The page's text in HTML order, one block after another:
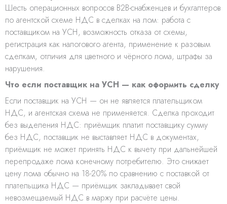
Шесть операционных вопросов B2B-снабженцев и бухгалтеров
по агентской схеме НДС в сделках на лом: работа с
поставщиком на УСН, возможность отказа от схемы,
регистрация как налогового агента, применение к разовым
сделкам, отличия для цветного и чёрного лома, штрафы за
нарушения.
Что если поставщик на УСН — как оформить сделку
Если поставщик на УСН — он не является плательщиком
НДС, и агентская схема не применяется. Сделка проходит
без выделения НДС: приёмщик платит поставщику сумму
без НДС, поставщик не выставляет НДС в документах,
приёмщик не может принять НДС к вычету при дальнейшей
перепродаже лома конечному потребителю. Это снижает
цену лома обычно на 18-20% по сравнению с поставкой от
плательщика НДС — приёмщик закладывает свой
невозмещаемый НДС в маржу при расчёте цены.